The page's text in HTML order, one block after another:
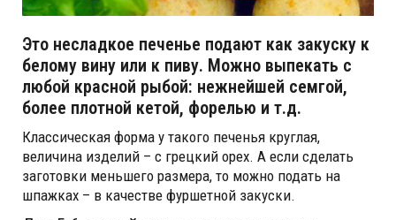
Это несладкое печенье подают как закуску к
белому вину или к пиву. Можно выпекать с
любой красной рыбой: нежнейшей семгой,
более плотной кетой, форелью и т.д.
Классическая форма у такого печенья круглая,
величина изделий – с грецкий орех. А если сделать
заготовки меньшего размера, то можно подать на
шпажках – в качестве фуршетной закуски.